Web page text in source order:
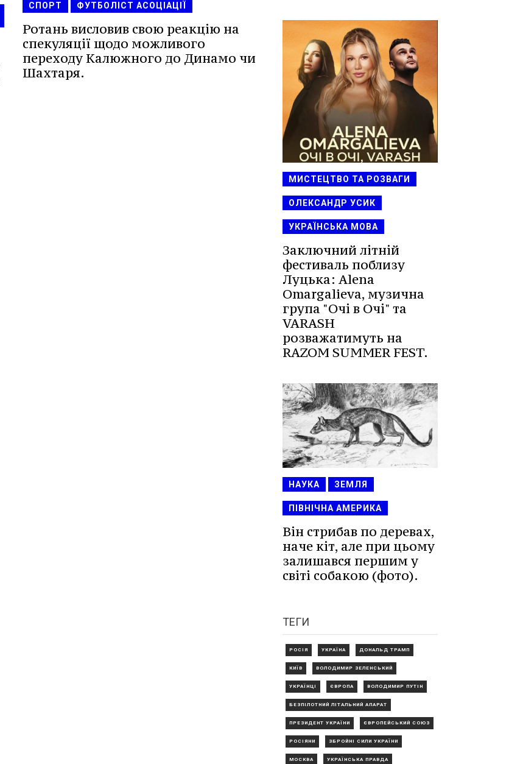
СПОРТ ФУТБОЛІСТ АСОЦІАЦІЇ
Ротань висловив свою реакцію на
спекуляції щодо можливого
переходу Калюжного до Динамо чи
Шахтаря.
МИСТЕЦТВО ТА РОЗВАГИ
ОЛЕКСАНДР УСИК
УКРАЇНСЬКА МОВА
Заключний літній
фестиваль поблизу
Луцька: Alena
Omargalieva, музична
група "Очі в Очі" та
VARASH
розважатимуть на
RAZOM SUMMER FEST.
НАУКА ЗЕМЛЯ
ПІВНІЧНА АМЕРИКА
Він стрибав по деревах,
наче кіт, але при цьому
залишався першим у
світі собакою (фото).
ТЕГИ
РОСІЯ УКРАЇНА ДОНАЛЬД ТРАМП
КИЇВ ВОЛОДИМИР ЗЕЛЕНСЬКИЙ
УКРАЇНЦІ ЄВРОПА ВОЛОДИМИР ПУТІН
БЕЗПІЛОТНИЙ ЛІТАЛЬНИЙ АПАРАТ
ПРЕЗИДЕНТ УКРАЇНИ ЄВРОПЕЙСЬКИЙ СОЮЗ
РОСІЯНИ ЗБРОЙНІ СИЛИ УКРАЇНИ
МОСКВА УКРАЇНСЬКА ПРАВДА